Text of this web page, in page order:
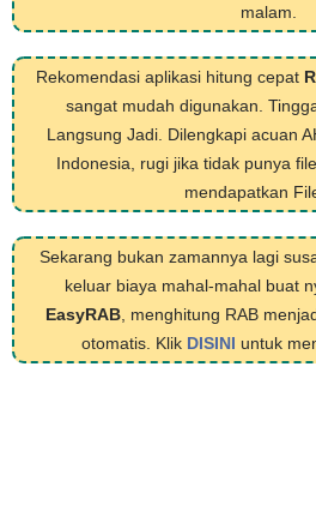
malam.
Rekomendasi aplikasi hitung cepat
sangat mudah digunakan.
Langsung Jadi. Dilengkapi acuan
Indonesia, rugi jika tidak punya
mendapatkan
Sekarang bukan zamannya lagi
keluar biaya mahal-mahal buat
EasyRAB, menghitung RAB
otomatis. Klik DISINI untuk